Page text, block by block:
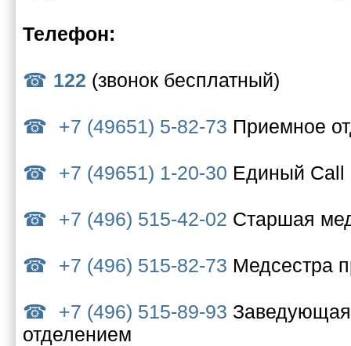
Телефон:
122 (звонок бесплатный)
+7 (49651) 5-82-73 Приемное
+7 (49651) 1-20-30 Единый Call
+7 (496) 515-42-02 Старшая
+7 (496) 515-82-73 Медсестра
+7 (496) 515-89-93 Заведующая
отделением